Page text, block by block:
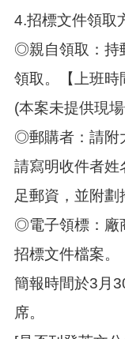
4.招標文件領取
◎親自領取：持
領取。【上班時
(本案未提供現
◎郵購者：請附
請寫明收件者姓
足郵資，並附劃
◎電子領標：廠
招標文件檔案。
簡報時間於3月
席。